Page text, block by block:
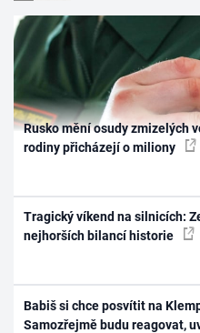
Rusko mění osudy zmizelých
rodiny přicházejí o miliony
Tragický víkend na silnicích:
nejhorších bilancí historie
Babiš si chce posvítit na
Samozřejmě budu reagovat,